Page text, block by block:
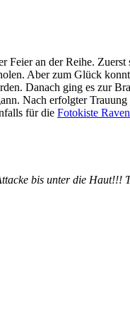
an der Reihe.
Aber zum Glück
Danach ging es zur
Nach erfolgter
für die Fotokiste
bis unter die Haut!!!